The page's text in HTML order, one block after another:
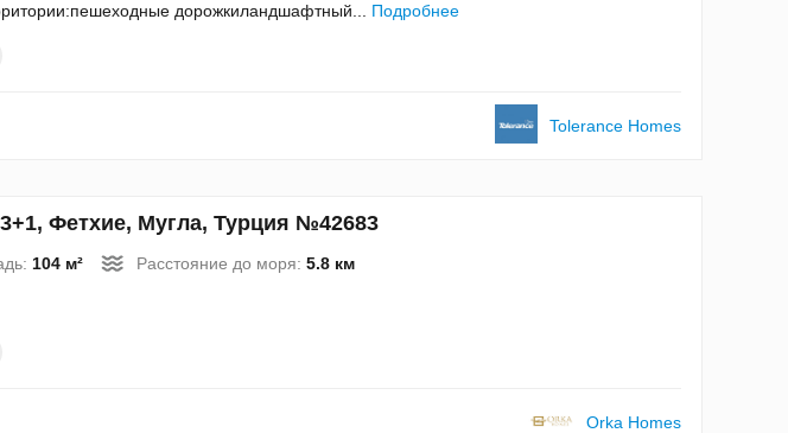
дорожкиландшафтный... Подробнее
Tolerance Homes
Фетхие, Мугла, Турция №42683
104 м² Расстояние до моря: 5.8 км
Orka Homes